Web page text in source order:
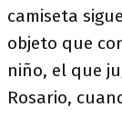
camiseta
objeto que
niño, el que
Rosario,